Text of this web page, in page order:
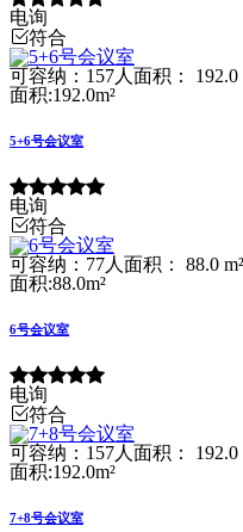
电询
符合
可容纳：157人面积： 192.0
面积:192.0m²
5+6号会议室
电询
符合
可容纳：77人 面积： 88.0 m²
面积:88.0m²
6号会议室
电询
符合
可容纳：157人 面积： 192.0
面积:192.0m²
7+8号会议室